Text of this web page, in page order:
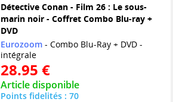
Détective Conan - Film 26 : Le sous-
marin noir - Coffret Combo Blu-ray +
DVD
Eurozoom- Combo Blu-Ray + DVD -
intégrale
28.95 €
Article disponible
Points fidelités : 70